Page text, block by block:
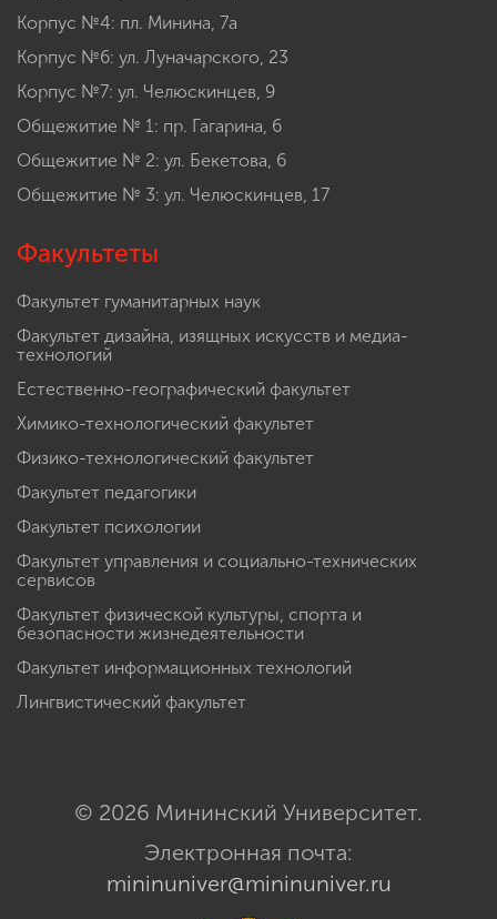
Корпус №4: пл. Минина, 7а
Корпус №6: ул. Луначарского, 23
Корпус №7: ул. Челюскинцев, 9
Общежитие № 1: пр. Гагарина, 6
Общежитие № 2: ул. Бекетова, 6
Общежитие № 3: ул. Челюскинцев, 17
Факультеты
Факультет гуманитарных наук
Факультет дизайна, изящных искусств и медиа-
технологий
Естественно-географический факультет
Химико-технологический факультет
Физико-технологический факультет
Факультет педагогики
Факультет психологии
Факультет управления и социально-технических
сервисов
Факультет физической культуры, спорта и
безопасности жизнедеятельности
Факультет информационных технологий
Лингвистический факультет
© 2026 Мининский Университет.
Электронная почта:
mininuniver@mininuniver.ru